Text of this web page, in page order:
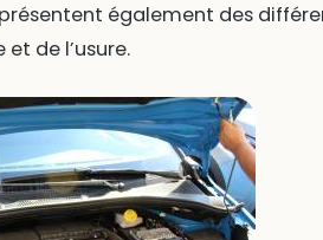
également des
de l’usure.